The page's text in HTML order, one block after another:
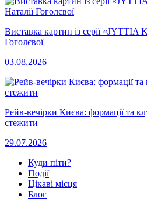
Виставка картин із серії «JYTTIA
Гоголєвої
03.08.2026
Рейв-вечірки Києва: формації та
стежити
29.07.2026
Куди піти?
Події
Цікаві місця
Блог